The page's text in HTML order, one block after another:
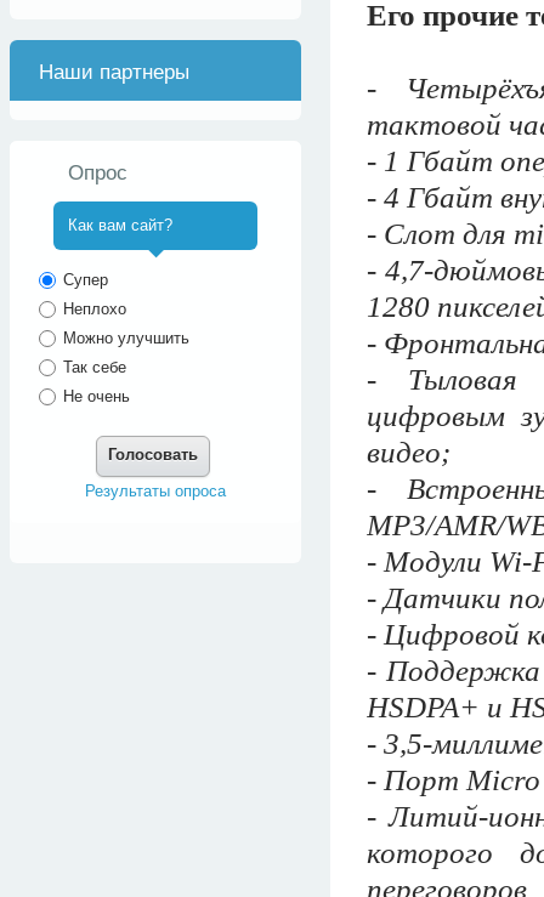
Его прочие
-
тактовой
- 1 Гбайт
- 4 Гбайт
- Слот для
- 4,7-
1280
-
- Тыловая
цифровым
видео;
-
MP3/AMR/
- Модули Wi-
- Датчики
- Цифровой
- Поддержка
HSDPA+ и
- 3,5-
- Порт Micro
- Литий-
которого
Наши партнеры
Опрос
Как вам сайт?
Супер
Неплохо
Можно улучшить
Так себе
Не очень
Голосовать
Результаты опроса